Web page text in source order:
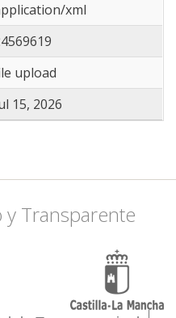
xml
upload
15, 2026
Transparente